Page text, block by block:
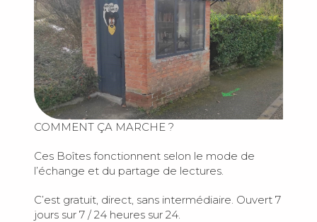
COMMENT ÇA MARCHE ?
Ces Boîtes fonctionnent selon le mode de
l’échange et du partage de lectures.
C’est gratuit, direct, sans intermédiaire. Ouvert 7
jours sur 7 / 24 heures sur 24.